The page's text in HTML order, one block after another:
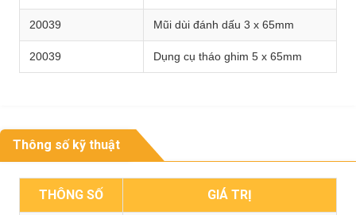
20039 Mũi dùi đánh dấu 3 x 65mm
20039 Dụng cụ tháo ghim 5 x 65mm
Thông số kỹ thuật
THÔNG SỐ GIÁ TRỊ